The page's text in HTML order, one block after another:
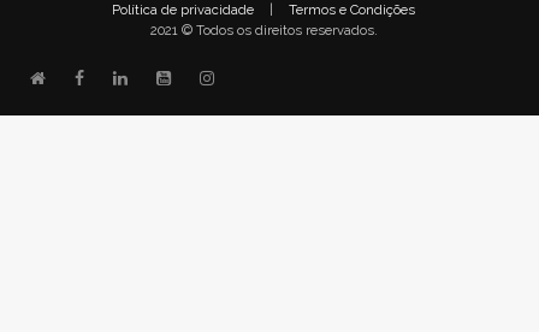
Política de privacidade
Termos e Condições
2021 © Todos os direitos reservados.